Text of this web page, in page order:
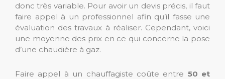
donc très variable. Pour avoir un devis précis, il faut
faire appel à un professionnel afin qu’il fasse une
évaluation des travaux à réaliser. Cependant, voici
une moyenne des prix en ce qui concerne la pose
d’une chaudière à gaz.
Faire appel à un chauffagiste coûte entre 50 et